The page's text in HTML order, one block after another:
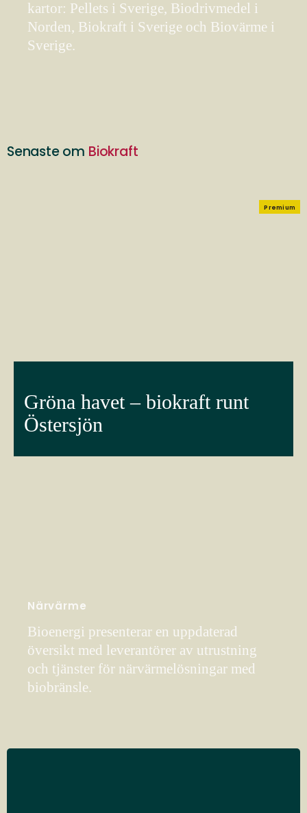
kartor: Pellets i Sverige, Biodrivmedel i
Norden, Biokraft i Sverige och Biovärme i
Sverige.
Senaste om Biokraft
Premium
Gröna havet – biokraft runt
Östersjön
Närvärme
Bioenergi presenterar en uppdaterad
översikt med leverantörer av utrustning
och tjänster för närvärmelösningar med
biobränsle.